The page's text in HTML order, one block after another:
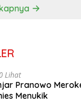
Lihat
Pranowo
Menukik